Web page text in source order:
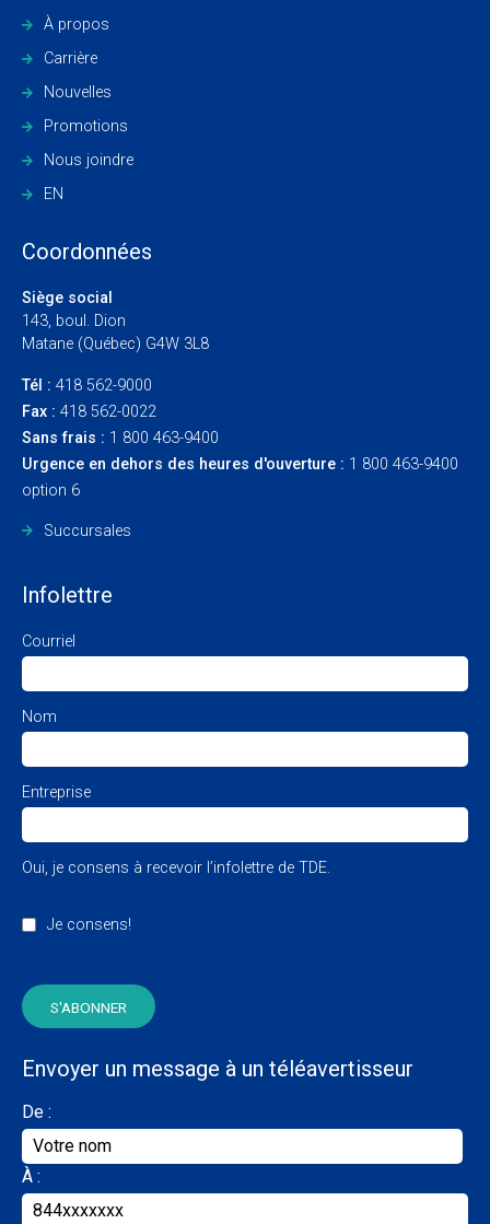
À propos
Carrière
Nouvelles
Promotions
Nous joindre
EN
Coordonnées
Siège social
143, boul. Dion
Matane (Québec) G4W 3L8
Tél : 418 562-9000
Fax : 418 562-0022
Sans frais : 1 800 463-9400
Urgence en dehors des heures d'ouverture : 1 800 463-9400
option 6
Succursales
Infolettre
Courriel
Nom
Entreprise
Oui, je consens à recevoir l’infolettre de TDE.
Je consens!
Envoyer un message à un téléavertisseur
De :
À :